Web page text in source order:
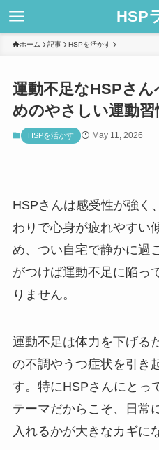
HSP
ホーム 記事 HSPを活かす
運動不足なHSPさ
めのやさしい運動習
HSPを活かす May 11, 2026
HSPさんは感受性が強く
わりで心身が疲れやすい
め、つい自宅で静かに過
がつけば運動不足に陥っ
りません。
運動不足は体力を下げる
の不調やうつ症状を引き
す。特にHSPさんにとっ
テーマだからこそ、日常
入れるかが大きなカギに